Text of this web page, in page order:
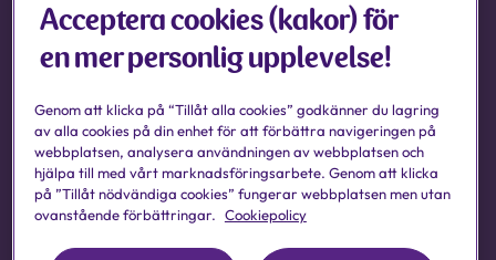
Acceptera cookies (kakor) för
en mer personlig upplevelse!
Genom att klicka på “Tillåt alla cookies” godkänner du lagring
av alla cookies på din enhet för att förbättra navigeringen på
webbplatsen, analysera användningen av webbplatsen och
hjälpa till med vårt marknadsföringsarbete. Genom att klicka
på ”Tillåt nödvändiga cookies” fungerar webbplatsen men utan
ovanstående förbättringar. Cookiepolicy